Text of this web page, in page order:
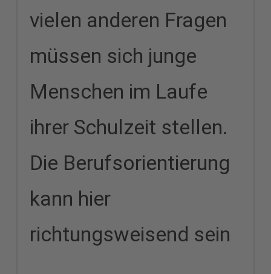
vielen anderen Fragen
müssen sich junge
Menschen im Laufe
ihrer Schulzeit stellen.
Die Berufsorientierung
kann hier
richtungsweisend sein